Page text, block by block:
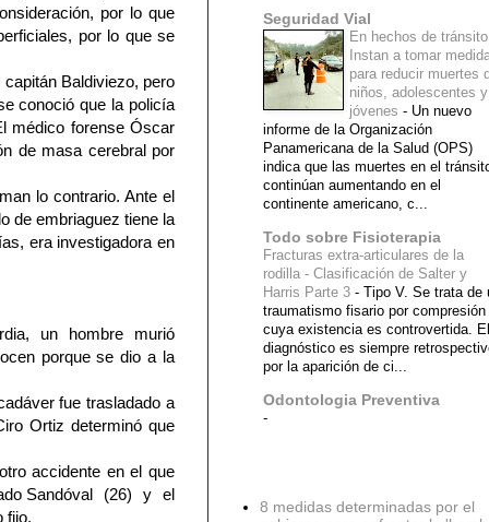
por lo que
por lo que se
Baldiviezo, pero
conoció que la policía
médico forense Óscar
de masa cerebral por
lo contrario. Ante el
de embriaguez tiene la
era investigadora en
un hombre murió
porque se dio a la
fue trasladado a
Ortiz determinó que
accidente en el que
Sandóval (26) y el
fijo.
Seguridad Vial
En hechos de tránsito
Instan a tomar
para reducir muertes
niños, adolescentes y
jóvenes - Un nuevo
informe de la Organización
Panamericana de la Salud (OPS)
indica que las muertes en el
continúan aumentando en el
continente americano, c...
Todo sobre Fisioterapia
Fracturas extra-articulares de la
rodilla - Clasificación de Salter y
Harris Parte 3 - Tipo V. Se trata de
traumatismo fisario por compresión
cuya existencia es controvertida. El
diagnóstico es siempre
por la aparición de ci...
Odontologia Preventiva
-
8 medidas determinadas por el